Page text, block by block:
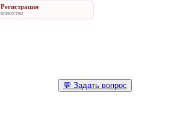
Регистрация
агентство
💬 Задать вопрос